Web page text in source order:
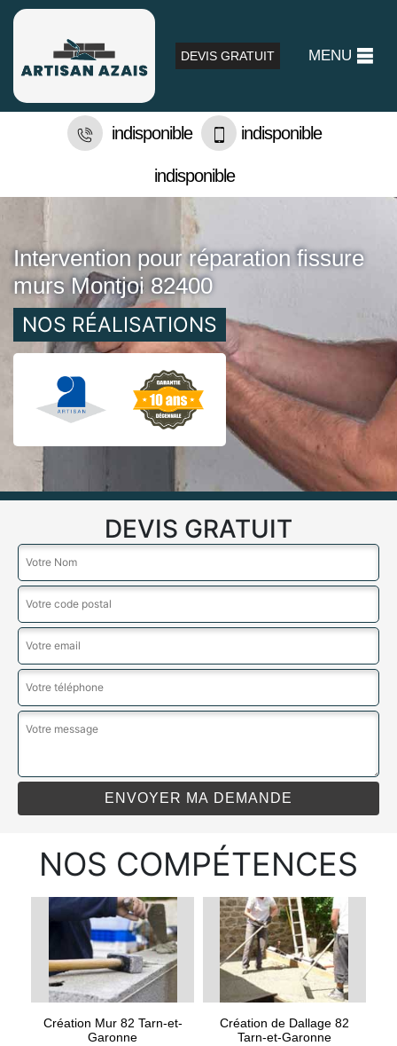
DEVIS GRATUIT MENU
indisponible indisponible
indisponible
Intervention pour réparation fissure
murs Montjoi 82400
NOS RÉALISATIONS
DEVIS GRATUIT
NOS COMPÉTENCES
Création Mur 82 Tarn-et-
Garonne
Création de Dallage 82
Tarn-et-Garonne